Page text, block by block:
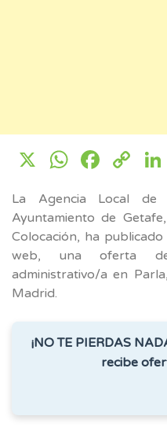
X
La Agencia Local de
Ayuntamiento de
Colocación, ha
web, una oferta
administrativo/a en
Madrid.
¡NO TE PIERDAS
recibe